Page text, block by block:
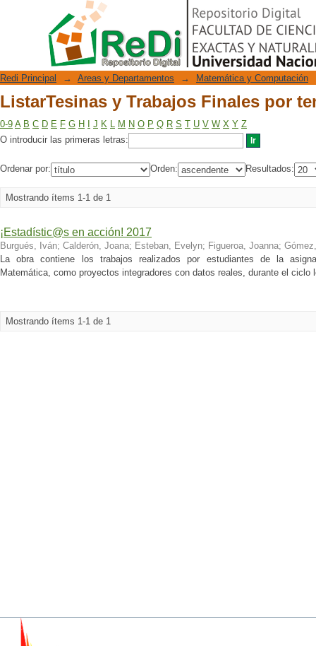
ListarTesinas y Trabajos Finales por
Repositorio Digital
Redi Principal → Areas y Departamentos → Matemática y Computación
ListarTesinas y Trabajos Finales por
0-9 A B C D E F G H J K L M N O P Q R S T U V W X Y Z
O introducir las primeras letras:
Ordenar por: Orden: Resultados:
Mostrando ítems 1-1 de 1
¡Estadístic@s en acción! 2017
Burgués, Iván; Calderón, Joana; Esteban, Evelyn; Figueroa, Joanna;
La obra contiene los trabajos realizados por estudiantes de la
Matemática, como proyectos integradores con datos reales, durante el ciclo
Mostrando ítems 1-1 de 1